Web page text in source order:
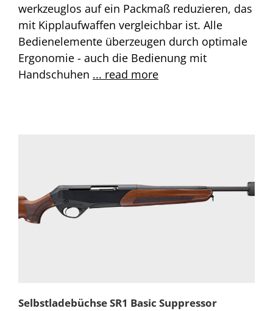
werkzeuglos auf ein Packmaß reduzieren, das
mit Kipplaufwaffen vergleichbar ist. Alle
Bedienelemente überzeugen durch optimale
Ergonomie - auch die Bedienung mit
Handschuhen ... read more
Selbstladebüchse SR1 Basic Suppressor